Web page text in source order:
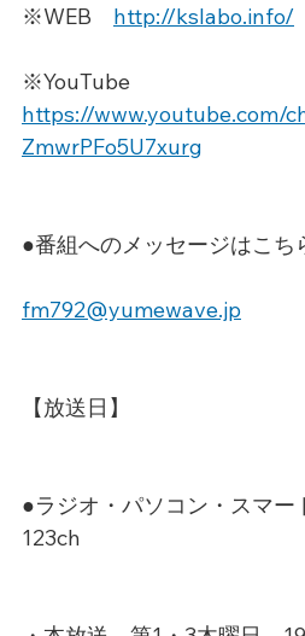
※WEB http://kslabo.info/
※YouTube
https://www.youtube.com/
ZmwrPFo5U7xurg
●番組へのメッセージはこち
fm792@yumewave.jp
【放送日】
●ラジオ・パソコン・スマー
123ch